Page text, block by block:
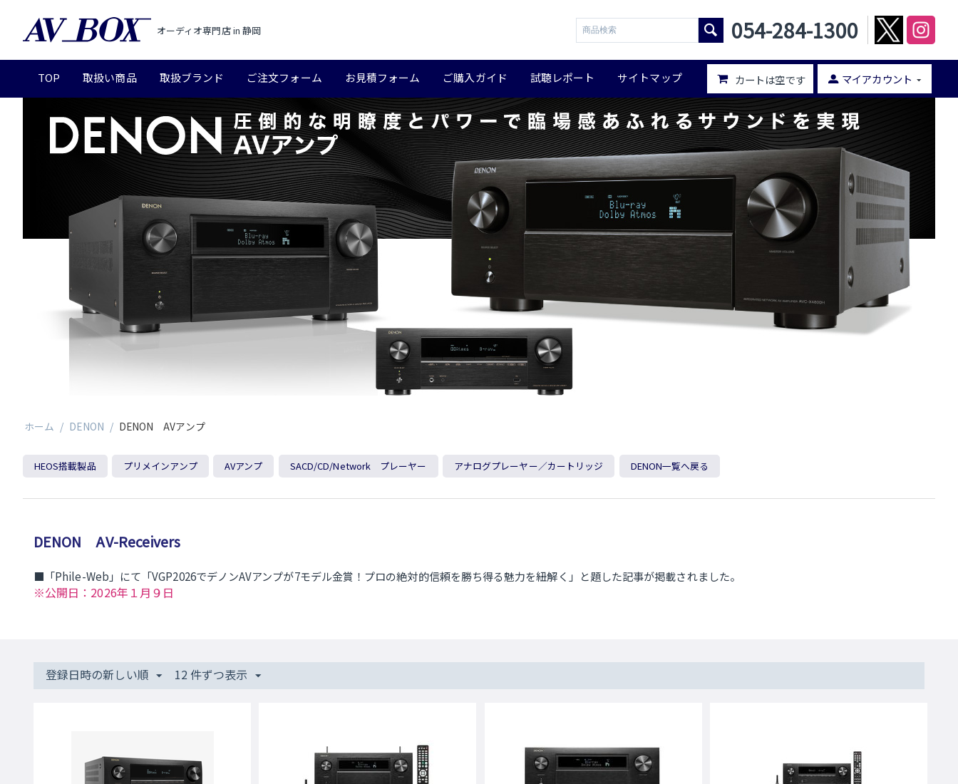
オーディオ専門店 in 静岡 054-284-1300
TOP 取扱い商品 取扱ブランド ご注文フォーム お見積フォーム ご購入ガイド 試聴レポート サイトマップ カートは空です マイアカウント
ホーム / DENON / DENON AVアンプ
HEOS搭載製品 プリメインアンプ AVアンプ SACD/CD/Network プレーヤー アナログプレーヤー／カートリッジ DENON一覧へ戻る
DENON AV-Receivers
■「Phile-Web」にて「VGP2026でデノンAVアンプが7モデル金賞！プロの絶対的信頼を勝ち得る魅力を紐解く」と題した記事が掲載されました。
※公開日：2026年１月９日
登録日時の新しい順 12 件ずつ表示